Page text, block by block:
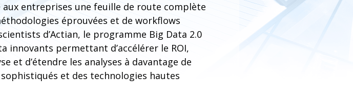
entreprises une feuille de route complète
éprouvées et de workflows
d’Actian, le programme Big Data 2.0
innovants permettant d’accélérer le ROI,
et d’étendre les analyses à davantage de
et des technologies hautes